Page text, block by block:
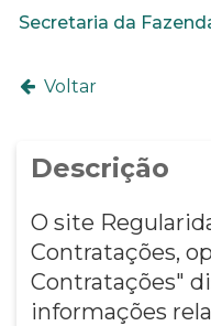
Secretaria da
Voltar
Descrição
O site
Contratações,
Contratações"
informações